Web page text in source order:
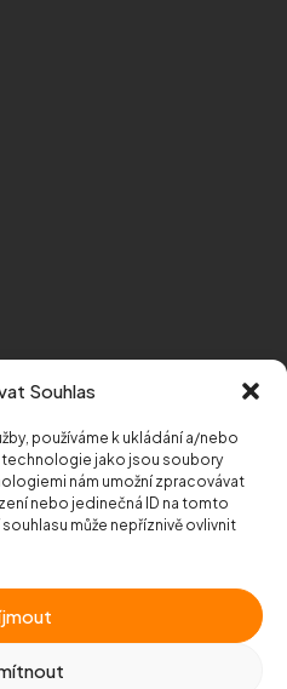
Souhlas
používáme k ukládání a/nebo
technologie jako jsou soubory
nám umožní zpracovávat
nebo jedinečná ID na tomto
může nepříznivě ovlivnit
(mapa stránek)
reCAPTCHA